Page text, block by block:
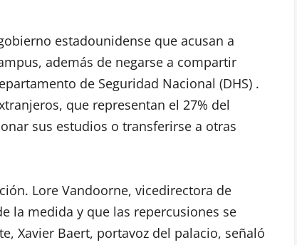
estadounidense que acusan a
además de negarse a compartir
de Seguridad Nacional (DHS) .
que representan el 27% del
sus estudios o transferirse a otras
Lore Vandoorne, vicedirectora de
la medida y que las repercusiones se
Xavier Baert, portavoz del palacio, señaló